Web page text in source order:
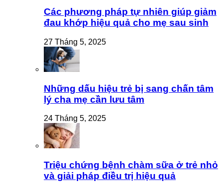
Các phương pháp tự nhiên giúp giảm
đau khớp hiệu quả cho mẹ sau sinh
27 Tháng 5, 2025
Những dấu hiệu trẻ bị sang chấn tâm
lý cha mẹ cần lưu tâm
24 Tháng 5, 2025
Triệu chứng bệnh chàm sữa ở trẻ nhỏ
và giải pháp điều trị hiệu quả